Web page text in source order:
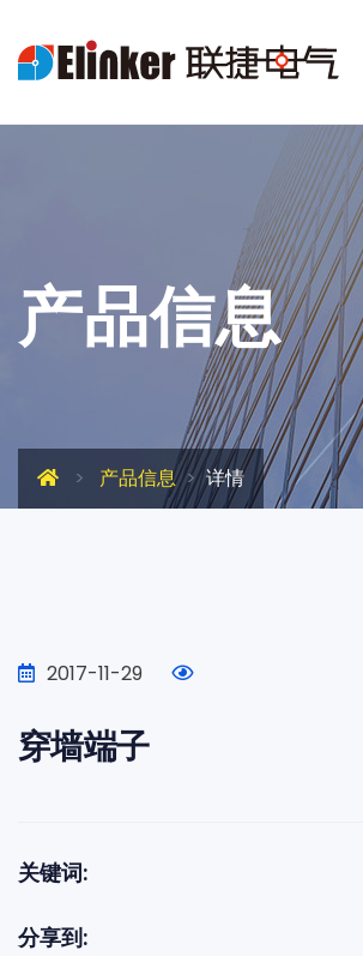
产品信息
产品信息 详情
2017-11-29
穿墙端子
关键词:
分享到: